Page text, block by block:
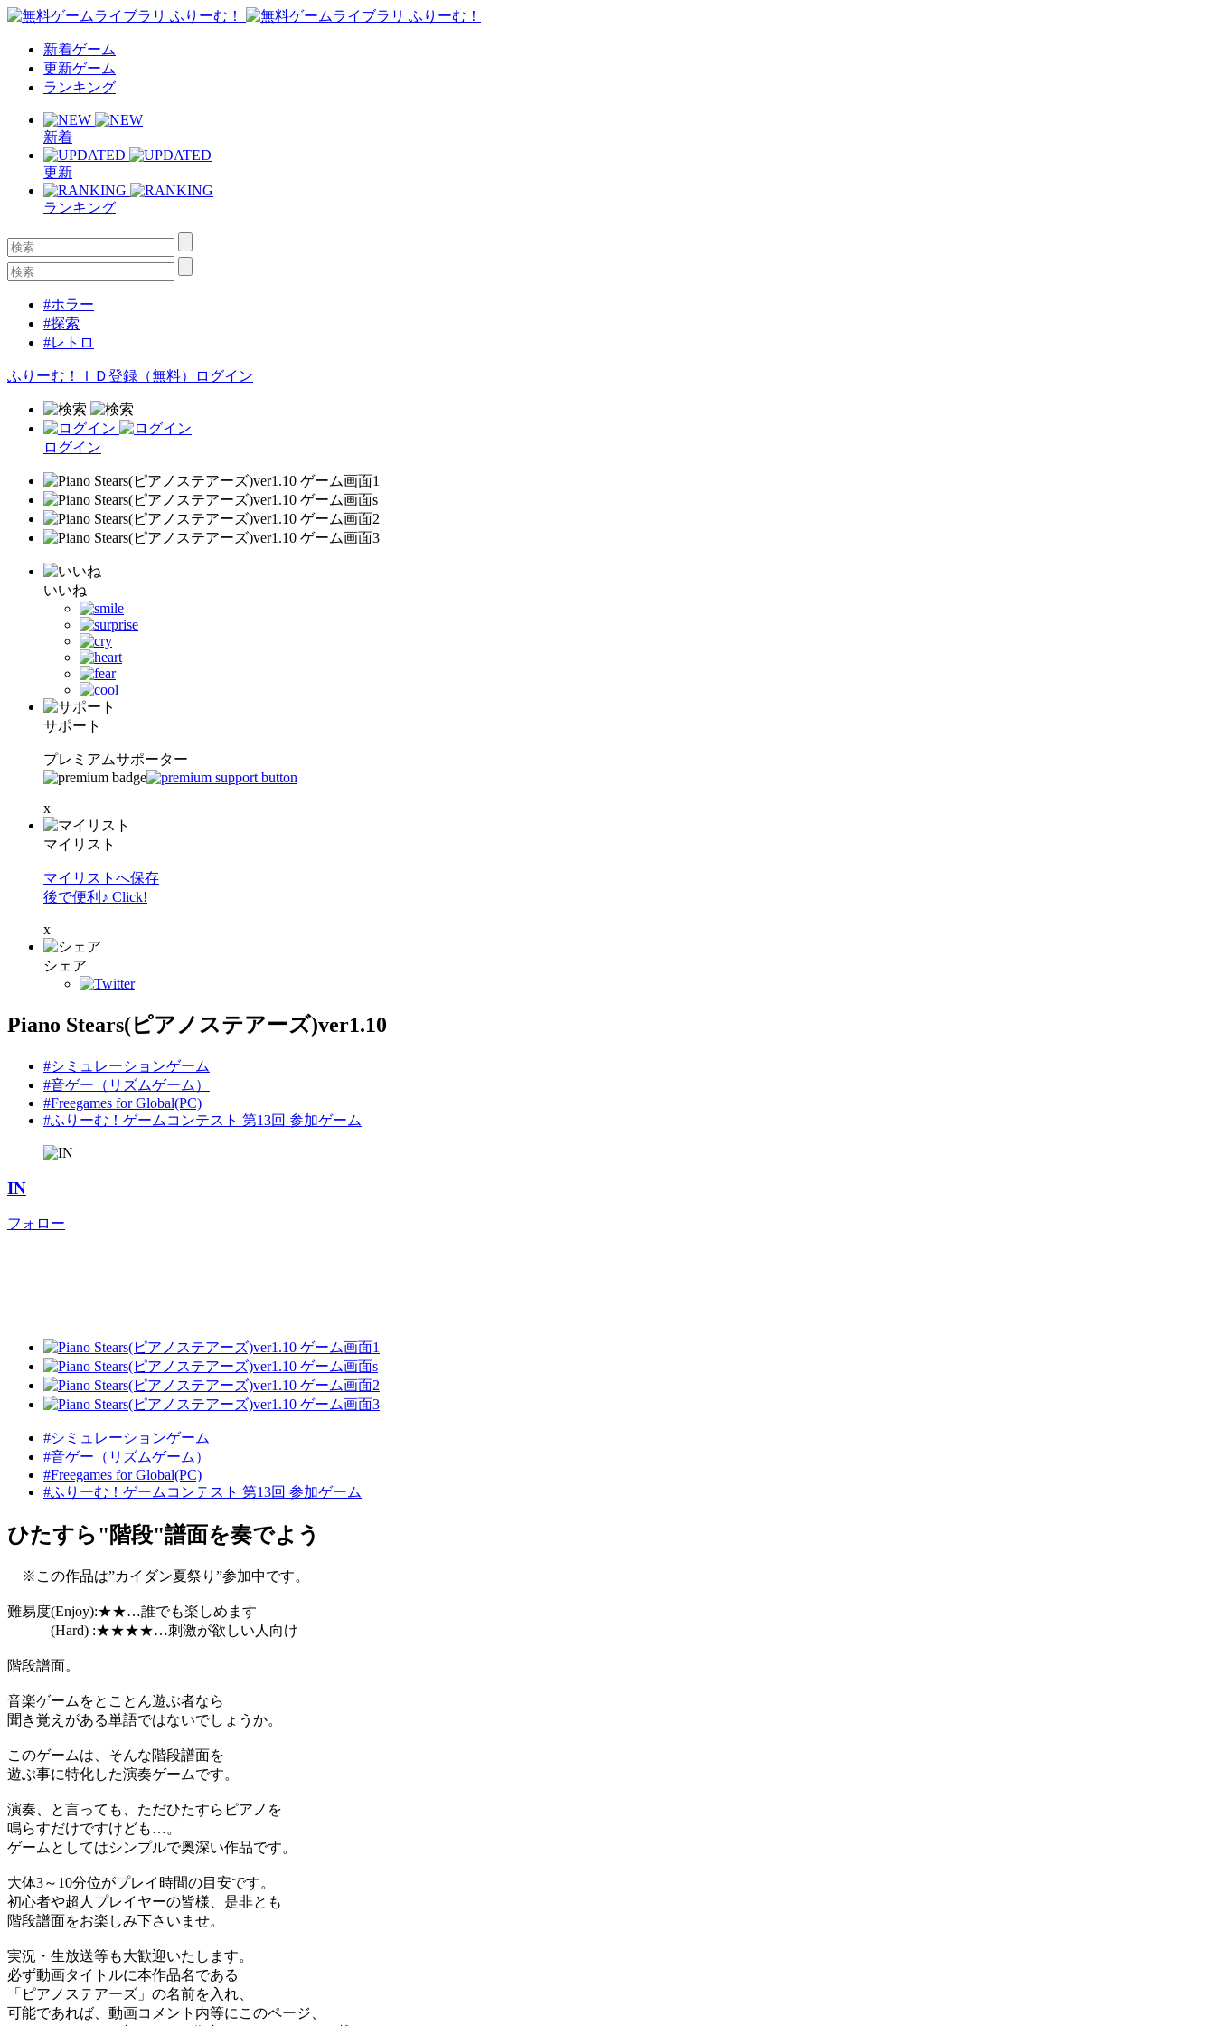
新着ゲーム
更新ゲーム
ランキング
新着
更新
ランキング
#ホラー
#探索
#レトロ
ふりーむ！ＩＤ登録（無料） ログイン
ログイン
いいね
サポート
プレミアムサポーター
x
マイリスト
マイリストへ保存
後で便利♪ Click!
x
シェア
Piano Stears(ピアノステアーズ)ver1.10
#シミュレーションゲーム
#音ゲー（リズムゲーム）
#Freegames for Global(PC)
#ふりーむ！ゲームコンテスト 第13回 参加ゲーム
IN
フォロー
#シミュレーションゲーム
#音ゲー（リズムゲーム）
#Freegames for Global(PC)
#ふりーむ！ゲームコンテスト 第13回 参加ゲーム
ひたすら"階段"譜面を奏でよう
※この作品は”カイダン夏祭り”参加中です。
難易度(Enjoy):★★…誰でも楽しめます
(Hard) :★★★★…刺激が欲しい人向け
階段譜面。
音楽ゲームをとことん遊ぶ者なら
聞き覚えがある単語ではないでしょうか。
このゲームは、そんな階段譜面を
遊ぶ事に特化した演奏ゲームです。
演奏、と言っても、ただひたすらピアノを
鳴らすだけですけども…。
ゲームとしてはシンプルで奥深い作品です。
大体3～10分位がプレイ時間の目安です。
初心者や超人プレイヤーの皆様、是非とも
階段譜面をお楽しみ下さいませ。
実況・生放送等も大歓迎いたします。
必ず動画タイトルに本作品名である
「ピアノステアーズ」の名前を入れ、
可能であれば、動画コメント内等にこのページ、